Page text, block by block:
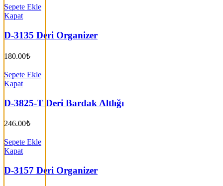
Sepete Ekle
Kapat
D-3135 Deri Organizer
180.00₺
Sepete Ekle
Kapat
D-3825-T Deri Bardak Altlığı
246.00₺
Sepete Ekle
Kapat
D-3157 Deri Organizer